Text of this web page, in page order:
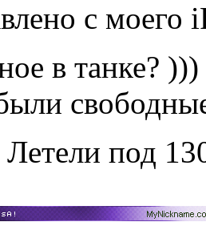
с моего
в танке? )))
под